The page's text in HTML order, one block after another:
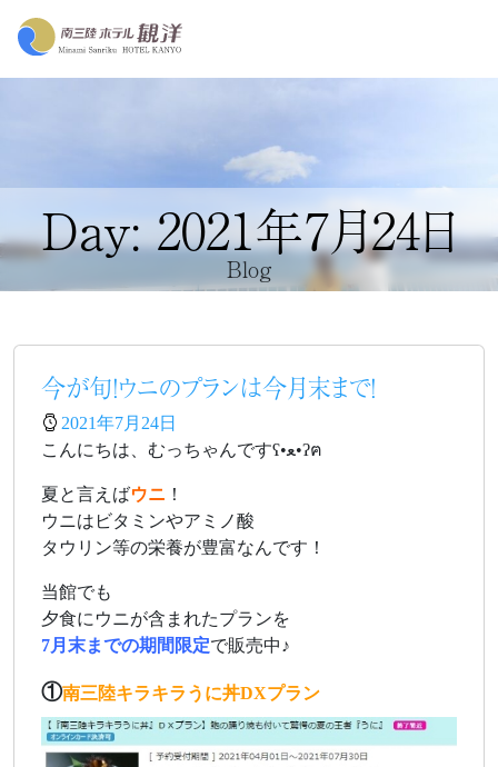
Day: 2021年7月24日
Blog
今が旬！ウニのプランは今月末まで！
2021年7月24日
こんにちは、むっちゃんですʕ•ﻌ•ʔฅ
夏と言えばウニ ！
ウニはビタミンやアミノ酸
タウリン等の栄養が豊富なんです！
当館でも
夕食にウニが含まれたプランを
7月末までの期間限定で販売中♪
①南三陸キラキラうに丼DXプラン